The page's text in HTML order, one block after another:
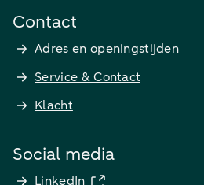
Contact
Adres en openingstijden
Service & Contact
Klacht
Social media
LinkedIn